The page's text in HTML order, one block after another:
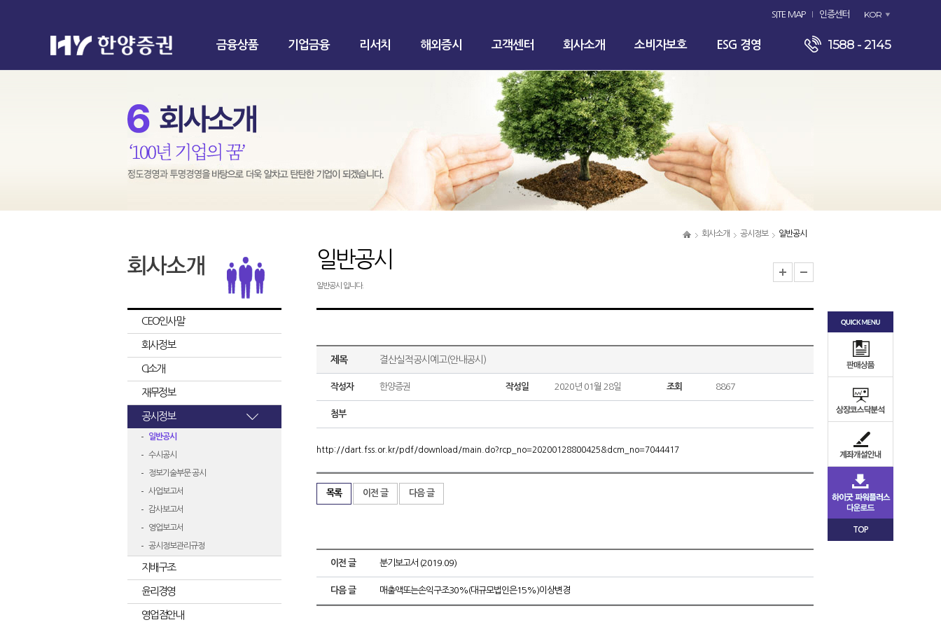
SITE MAP 인증센터 KOR
금융상품 기업금융 리서치 해외증시 고객센터 회사소개 소비자보호 ESG 경영 1588 - 2145
회사소개 공시정보 일반공시
CEO인사말
회사정보
CI소개
재무정보
공시정보
일반공시
수시공시
정보기술부문 공시
사업보고서
감사보고서
영업보고서
공시정보관리규정
지배구조
윤리경영
영업점안내
일반공시
일반공시 입니다.
제목 결산실적공시예고(안내공시)
작성자 한양증권 작성일 2020년 01월 28일 조회 8867
첨부
http://dart.fss.or.kr/pdf/download/main.do?rcp_no=20200128800425&dcm_no=7044417
목록 이전 글 다음 글
이전 글 분기보고서 (2019.09)
다음 글 매출액또는손익구조30%(대규모법인은15%)이상변경
TOP